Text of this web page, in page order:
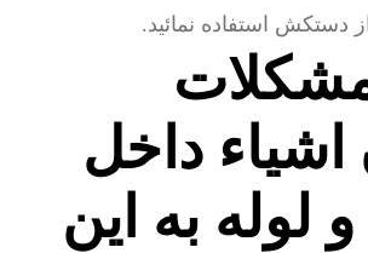
دستکش استفاده نمائید.
مشکلات
اشیاء داخل
لوله به این